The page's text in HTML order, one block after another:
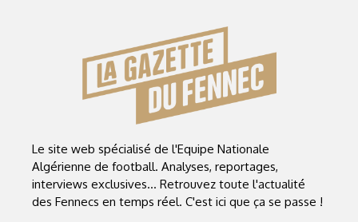
Le site web spécialisé de l'Equipe Nationale
Algérienne de football. Analyses, reportages,
interviews exclusives... Retrouvez toute l'actualité
des Fennecs en temps réel. C'est ici que ça se passe !